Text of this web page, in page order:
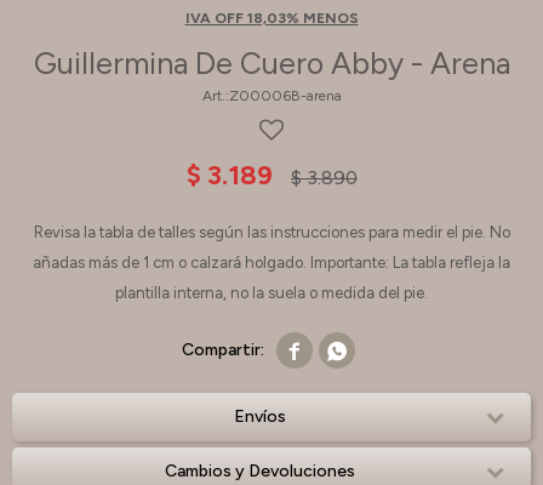
IVA OFF 18,03% MENOS
Guillermina De Cuero Abby - Arena
Z00006B-arena
$ 3.189 $ 3.890
Revisa la tabla de talles según las instrucciones para medir el pie. No
añadas más de 1 cm o calzará holgado. Importante: La tabla refleja la
plantilla interna, no la suela o medida del pie.
 
Envíos
Cambios y Devoluciones